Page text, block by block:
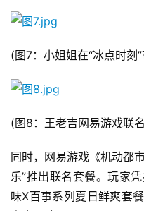
(图7：小姐姐在“冰点时刻
(图8：王老吉网易游戏联
同时，网易游戏《机动都
乐”推出联名套餐。玩家
味X百事系列夏日鲜爽套